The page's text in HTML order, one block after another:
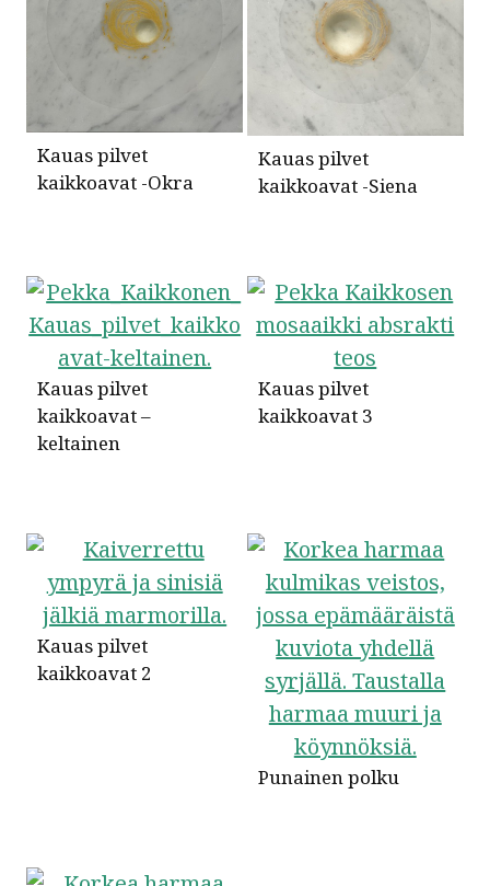
Kauas pilvet
kaikkoavat -Okra
Kauas pilvet
kaikkoavat -Siena
Kauas pilvet
kaikkoavat –
keltainen
Kauas pilvet
kaikkoavat 3
Kauas pilvet
kaikkoavat 2
Punainen polku